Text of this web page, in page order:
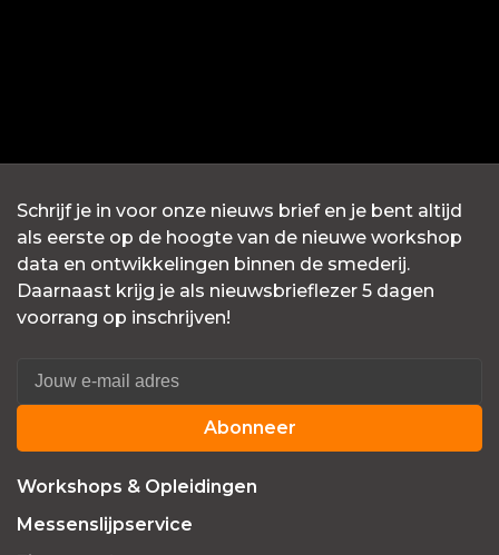
Schrijf je in voor onze nieuws brief en je bent altijd
als eerste op de hoogte van de nieuwe workshop
data en ontwikkelingen binnen de smederij.
Daarnaast krijg je als nieuwsbrieflezer 5 dagen
voorrang op inschrijven!
Abonneer
Workshops & Opleidingen
Messenslijpservice